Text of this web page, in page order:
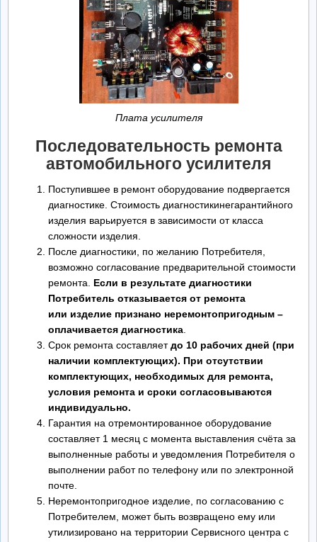
Плата усилителя
Последовательность ремонта
автомобильного усилителя
Поступившее в ремонт оборудование подвергается
диагностике. Стоимость диагностикинегарантийного
изделия варьируется в зависимости от класса
сложности изделия.
После диагностики, по желанию Потребителя,
возможно согласование предварительной стоимости
ремонта. Если в результате диагностики
Потребитель отказывается от ремонта
или изделие признано неремонтопригодным –
оплачивается диагностика.
Срок ремонта составляетдо 10 рабочих дней (при
наличии комплектующих). При отсутствии
комплектующих, необходимых для ремонта,
условия ремонта и сроки согласовываются
индивидуально.
Гарантия на отремонтированное оборудование
составляет 1 месяц с момента выставления счёта за
выполненные работы и уведомления Потребителя о
выполнении работ по телефону или по электронной
почте.
Неремонтопригодное изделие, по согласованию с
Потребителем, может быть возвращено ему или
утилизировано на территории Сервисного центра с